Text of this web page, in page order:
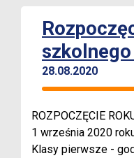
28.08.2020
ROZPOCZĘCIE
1 września 2020
Klasy pierwsze -